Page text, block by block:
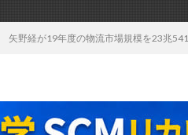
矢野経が19年度の物流市場規模を23兆